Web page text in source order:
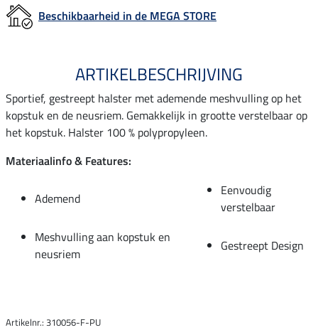
Beschikbaarheid in de MEGA STORE
ARTIKELBESCHRIJVING
Sportief, gestreept halster met ademende meshvulling op het
kopstuk en de neusriem. Gemakkelijk in grootte verstelbaar op
het kopstuk. Halster 100 % polypropyleen.
Materiaalinfo & Features:
Ademend
Eenvoudig
verstelbaar
Meshvulling aan kopstuk en
neusriem
Gestreept Design
Artikelnr.: 310056-F-PU